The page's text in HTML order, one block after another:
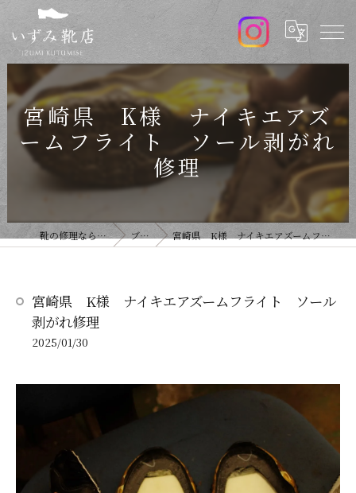
宮崎県 K様 ナイキエアズ
ームフライト ソール剥がれ
修理
靴の修理ならいずみ靴店 ブログ 宮崎県 K様 ナイキエアズームフライト ソール剥がれ修理
宮崎県 K様 ナイキエアズームフライト ソール
剥がれ修理
2025/01/30